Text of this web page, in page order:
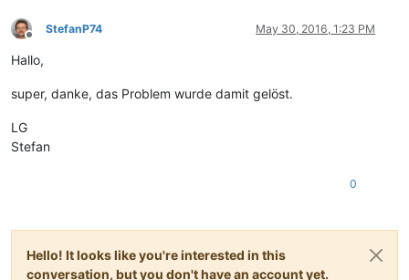
Offline
StefanP74 May 30, 2016, 1:23 PM
Hallo,
super, danke, das Problem wurde damit gelöst.
LG
Stefan
0
Hello! It looks like you're interested in this
conversation, but you don't have an account yet.